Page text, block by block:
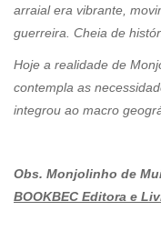
arraial era vibrante,
guerreira. Cheia de
Hoje a realidade de
contempla as
integrou ao macro
Obs. Monjolinho de
BOOKBEC Editora e